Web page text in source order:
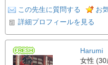
この先生に質問する
お
詳細プロフィールを見る
Harumi
女性 (30